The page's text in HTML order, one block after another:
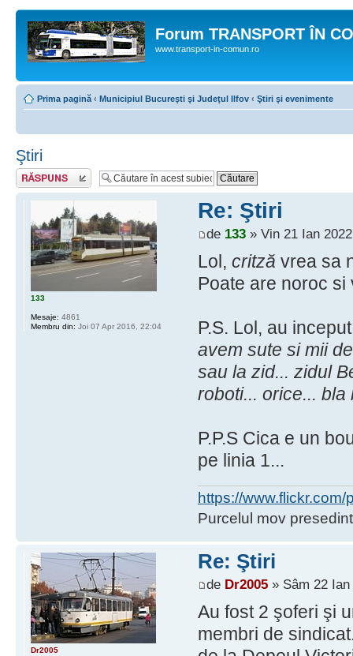
Forum TRANSPORT ÎN
www.transport-in-comun.ro
Prima pagină ‹ Municipiul Bucureşti şi Judeţul Ilfov ‹ Ştiri şi evenimente
Ştiri
Răspunde
Re: Ştiri
de 133» Vin 21 Ian
Lol, critză vrea sa
Poate are noroc
P.S. Lol, au
avem sute si mii
sau la zid... zidul
roboti... orice...
P.P.S Cica e un
pe linia 1...
https://
Purcelul mov
133
Mesaje: 4861
Membru din: Joi 07 Apr 2016, 22:04
Re: Ştiri
de Dr2005» Sâm 22 Ian
Au fost 2 şoferi şi
membri de
Dr2005